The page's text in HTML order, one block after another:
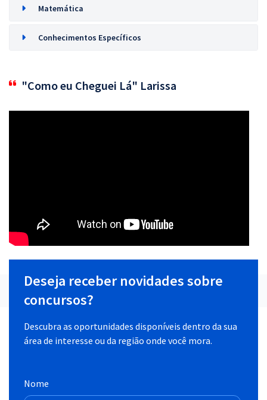
Matemática
Conhecimentos Específicos
"Como eu Cheguei Lá" Larissa
Deseja receber novidades sobre
concursos?
Descubra as oportunidades disponíveis dentro da sua
área de interesse ou da região onde você mora.
Nome